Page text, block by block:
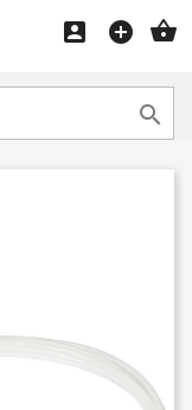

 
